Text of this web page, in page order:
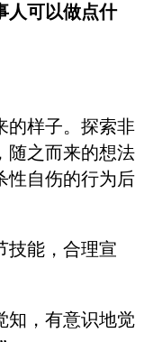
人可以做点什
的样子。探索非
随之而来的想法
性自伤的行为后
技能，合理宣
知，有意识地觉